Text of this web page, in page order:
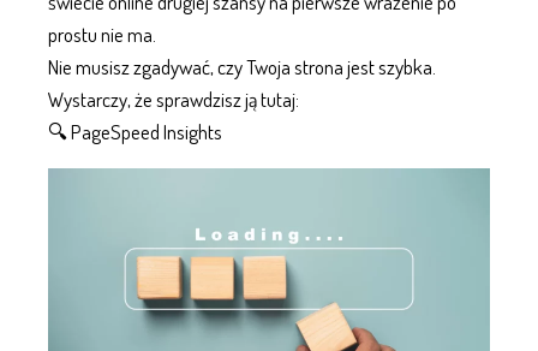
prostu nie ma.
Nie musisz zgadywać, czy Twoja strona jest szybka.
Wystarczy, że sprawdzisz ją tutaj:
🔍PageSpeed Insights